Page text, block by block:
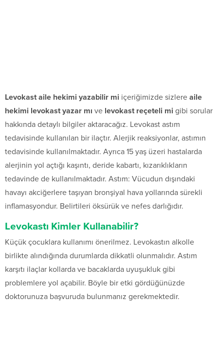
Levokast aile hekimi yazabilir mi içeriğimizde sizlere aile
hekimi levokast yazar mı ve levokast reçeteli mi gibi sorular
hakkında detaylı bilgiler aktaracağız. Levokast astım
tedavisinde kullanılan bir ilaçtır. Alerjik reaksiyonlar, astımın
tedavisinde kullanılmaktadır. Ayrıca 15 yaş üzeri hastalarda
alerjinin yol açtığı kaşıntı, deride kabartı, kızarıklıkların
tedavinde de kullanılmaktadır. Astım: Vücudun dışındaki
havayı akciğerlere taşıyan bronşiyal hava yollarında sürekli
inflamasyondur. Belirtileri öksürük ve nefes darlığıdır.
Levokastı Kimler Kullanabilir?
Küçük çocuklara kullanımı önerilmez. Levokastın alkolle
birlikte alındığında durumlarda dikkatli olunmalıdır. Astım
karşıtı ilaçlar kollarda ve bacaklarda uyuşukluk gibi
problemlere yol açabilir. Böyle bir etki gördüğünüzde
doktorunuza başvuruda bulunmanız gerekmektedir.